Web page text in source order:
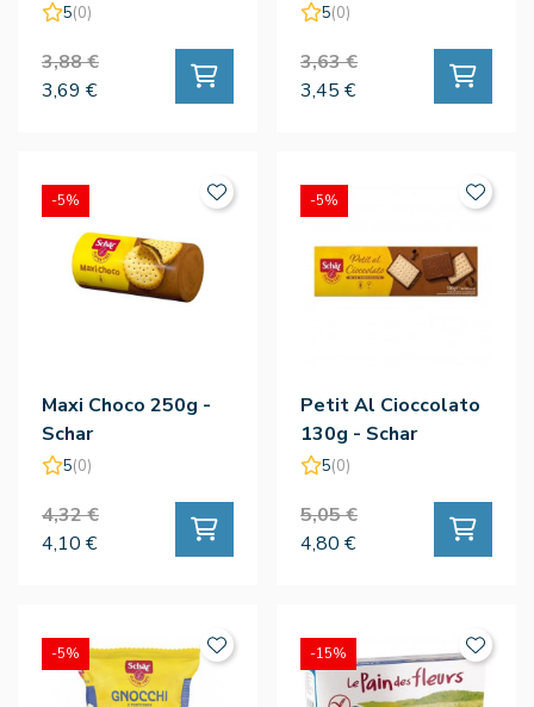
5(0)
3,88 €
3,69 €
5(0)
3,63 €
3,45 €
Maxi Choco 250g -
Schar
5(0)
4,32 €
4,10 €
-5%
Petit Al Cioccolato
130g - Schar
5(0)
5,05 €
4,80 €
-5%
-5% -15%